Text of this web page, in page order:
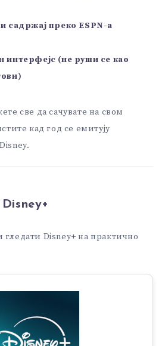
садржај преко ESPN-а
интерфејс (не руши се као
све да сачувате на свом
кад год се емитују
Disney+ на практично